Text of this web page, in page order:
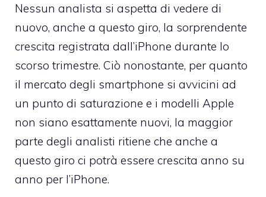
Nessun analista si aspetta di vedere di
nuovo, anche a questo giro, la sorprendente
crescita registrata dall’iPhone durante lo
scorso trimestre. Ciò nonostante, per quanto
il mercato degli smartphone si avvicini ad
un punto di saturazione e i modelli Apple
non siano esattamente nuovi, la maggior
parte degli analisti ritiene che anche a
questo giro ci potrà essere crescita anno su
anno per l’iPhone.